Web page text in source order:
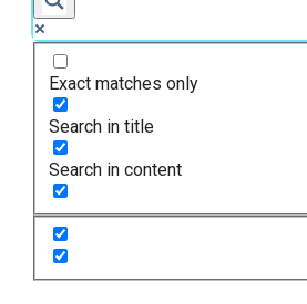
Exact matches only
Search in title
Search in content